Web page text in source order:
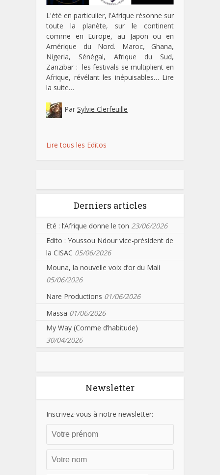
L'été en particulier, l'Afrique résonne sur
toute la planète, sur le continent
comme en Europe, au Japon ou en
Amérique du Nord. Maroc, Ghana,
Nigeria, Sénégal, Afrique du Sud,
Zanzibar : les festivals se multiplient en
Afrique, révélant les inépuisables… Lire
la suite…
Par Sylvie Clerfeuille
Lire tous les Editos
Derniers articles
Eté : l’Afrique donne le ton 23/06/2026
Edito : Youssou Ndour vice-président de
la CISAC 05/06/2026
Mouna, la nouvelle voix d’or du Mali
05/06/2026
Nare Productions 01/06/2026
Massa 01/06/2026
My Way (Comme d’habitude)
30/04/2026
Newsletter
Inscrivez-vous à notre newsletter: